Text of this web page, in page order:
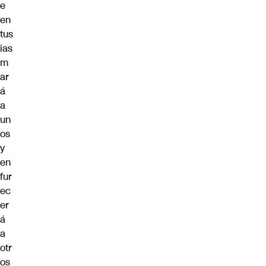
e
en
tus
ias
m
ar
á
a
un
os
y
en
fur
ec
er
á
a
otr
os